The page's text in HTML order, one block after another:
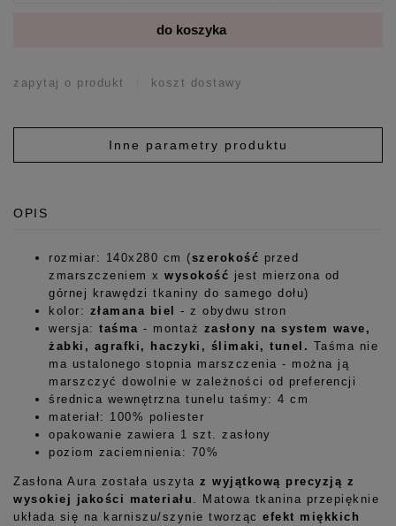
do koszyka
zapytaj o produkt koszt dostawy
Inne parametry produktu
OPIS
rozmiar: 140x280 cm (szerokość przed
zmarszczeniem x wysokość jest mierzona od
górnej krawędzi tkaniny do samego dołu)
kolor: złamana biel - z obydwu stron
wersja: taśma - montaż zasłony na system wave,
żabki, agrafki, haczyki, ślimaki, tunel. Taśma nie
ma ustalonego stopnia marszczenia - można ją
marszczyć dowolnie w zależności od preferencji
średnica wewnętrzna tunelu taśmy: 4 cm
materiał: 100% poliester
opakowanie zawiera 1 szt. zasłony
poziom zaciemnienia: 70%
Zasłona Aura została uszyta z wyjątkową precyzją z
wysokiej jakości materiału
. Matowa tkanina przepięknie
układa się na karniszu/szynie tworząc efekt miękkich